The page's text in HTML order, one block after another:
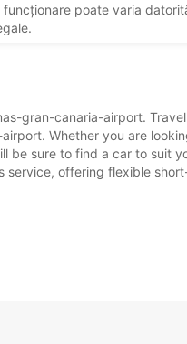
funcționare poate varia
gran-canaria-airport.
Whether you are
be sure to find a car to suit
service, offering flexible